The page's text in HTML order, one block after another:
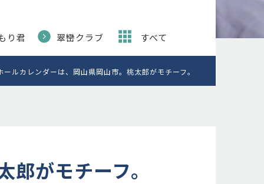
り君 翠巒クラブ すべて
ールカレンダーは、岡山県岡山市。桃太郎がモチーフ。
がモチーフ。